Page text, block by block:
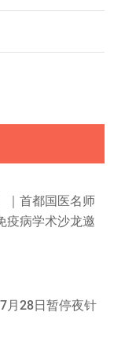
｜首都国医名师
疫病学术沙龙邀
月28日暂停夜针